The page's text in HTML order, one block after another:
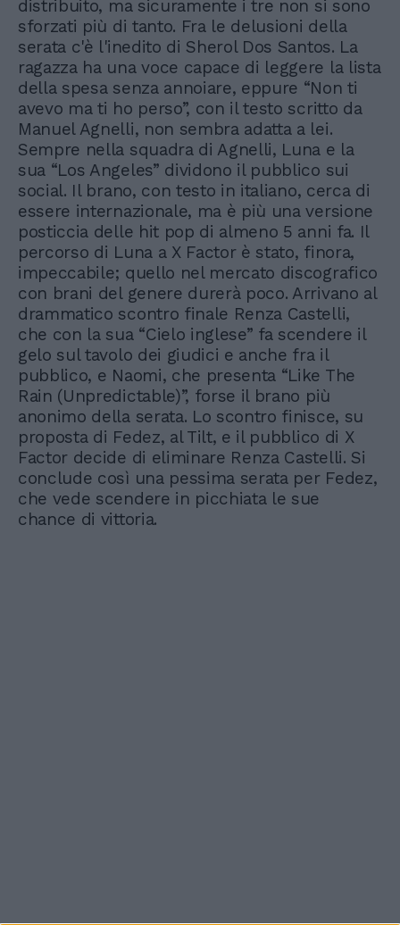
distribuito, ma sicuramente i tre non si sono
sforzati più di tanto. Fra le delusioni della
serata c'è l'inedito di Sherol Dos Santos. La
ragazza ha una voce capace di leggere la lista
della spesa senza annoiare, eppure “Non ti
avevo ma ti ho perso”, con il testo scritto da
Manuel Agnelli, non sembra adatta a lei.
Sempre nella squadra di Agnelli, Luna e la
sua “Los Angeles” dividono il pubblico sui
social. Il brano, con testo in italiano, cerca di
essere internazionale, ma è più una versione
posticcia delle hit pop di almeno 5 anni fa. Il
percorso di Luna a X Factor è stato, finora,
impeccabile; quello nel mercato discografico
con brani del genere durerà poco. Arrivano al
drammatico scontro finale Renza Castelli,
che con la sua “Cielo inglese” fa scendere il
gelo sul tavolo dei giudici e anche fra il
pubblico, e Naomi, che presenta “Like The
Rain (Unpredictable)”, forse il brano più
anonimo della serata. Lo scontro finisce, su
proposta di Fedez, al Tilt, e il pubblico di X
Factor decide di eliminare Renza Castelli. Si
conclude così una pessima serata per Fedez,
che vede scendere in picchiata le sue
chance di vittoria.